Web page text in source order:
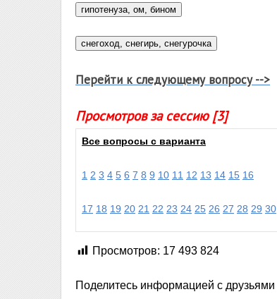
Перейти к следующему вопросу -->
Просмотров за сессию [3]
Все вопросы с варианта
1 2 3 4 5 6 7 8 9 10 11 12 13 14 15 16
17 18 19 20 21 22 23 24 25 26 27 28 29 30
Просмотров: 17 493 824
Поделитесь информацией с друзьями